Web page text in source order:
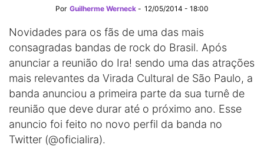
Por Guilherme Werneck - 12/05/2014 - 18:00
Novidades para os fãs de uma das mais
consagradas bandas de rock do Brasil. Após
anunciar a reunião do Ira! sendo uma das atrações
mais relevantes da Virada Cultural de São Paulo, a
banda anunciou a primeira parte da sua turnê de
reunião que deve durar até o próximo ano. Esse
anuncio foi feito no novo perfil da banda no
Twitter (@oficialira).